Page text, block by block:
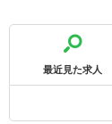
最近見た求人